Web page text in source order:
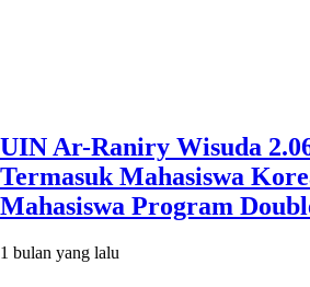
UIN Ar-Raniry Wisuda
Termasuk Mahasiswa
Mahasiswa Program
1 bulan yang lalu